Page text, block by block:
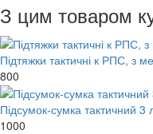
З цим товаром
Підтяжки тактичні к РПС, з
800
Підсумок-сумка тактичний 3
1000